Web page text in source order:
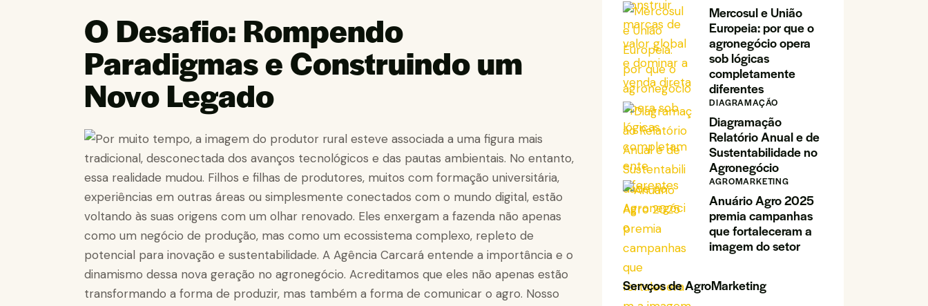
O Desafio: Rompendo
Paradigmas e Construindo um
Novo Legado
Mercosul e União
Europeia: por que o
agronegócio opera
sob lógicas
completamente
diferentes
DIAGRAMAÇÃO
Diagramação
Relatório Anual e de
Sustentabilidade no
Agronegócio
AGROMARKETING
Anuário Agro 2025
premia campanhas
que fortaleceram a
imagem do setor
Servços de AgroMarketing